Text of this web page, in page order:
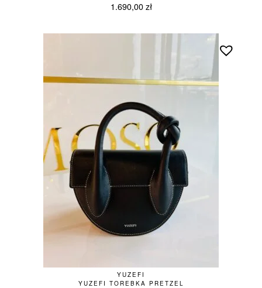
1.690,00 zł
YUZEFI
YUZEFI TOREBKA PRETZEL